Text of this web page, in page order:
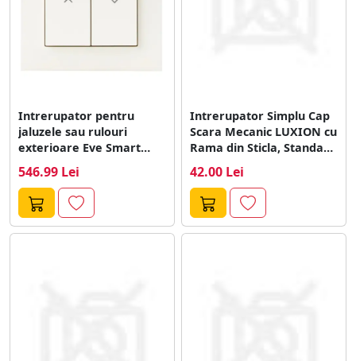
Intrerupator pentru
jaluzele sau rulouri
exterioare Eve Smart
Compatibil...
546.99 Lei
Intrerupator Simplu Cap
Scara Mecanic LUXION cu
Rama din Sticla, Standard
42.00 Lei